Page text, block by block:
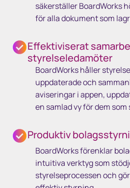
säkerställer BoardWorks
för alla dokument som
Effektiviserat
styrelseledamöter
BoardWorks håller
uppdaterade och
aviseringar i appen,
en samlad vy för dem
Produktiv
BoardWorks förenklar
intuitiva verktyg som
styrelseprocessen och